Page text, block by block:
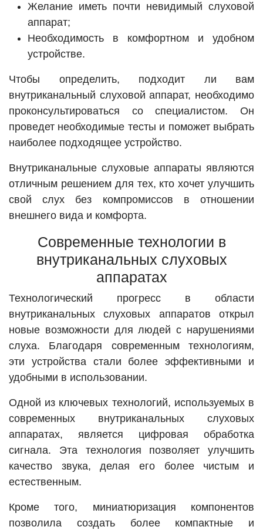
Желание иметь почти невидимый слуховой
аппарат;
Необходимость в комфортном и удобном
устройстве.
Чтобы определить, подходит ли вам
внутриканальный слуховой аппарат, необходимо
проконсультироваться со специалистом. Он
проведет необходимые тесты и поможет выбрать
наиболее подходящее устройство.
Внутриканальные слуховые аппараты являются
отличным решением для тех, кто хочет улучшить
свой слух без компромиссов в отношении
внешнего вида и комфорта.
Современные технологии в
внутриканальных слуховых
аппаратах
Технологический прогресс в области
внутриканальных слуховых аппаратов открыл
новые возможности для людей с нарушениями
слуха. Благодаря современным технологиям,
эти устройства стали более эффективными и
удобными в использовании.
Одной из ключевых технологий, используемых в
современных внутриканальных слуховых
аппаратах, является цифровая обработка
сигнала. Эта технология позволяет улучшить
качество звука, делая его более чистым и
естественным.
Кроме того, миниатюризация компонентов
позволила создать более компактные и